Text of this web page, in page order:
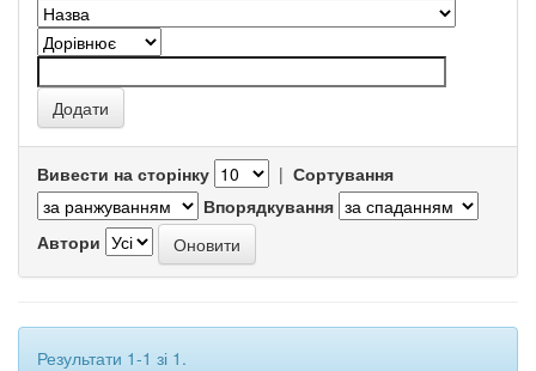
Вивести на сторінку | Сортування
Впорядкування
Автори
Результати 1-1 зі 1.